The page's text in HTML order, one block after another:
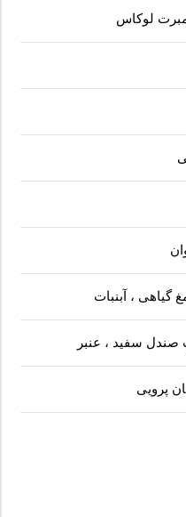
لوکاس
گیاهی ، آبنبات
صندل سفید ، عنبر
پرویی